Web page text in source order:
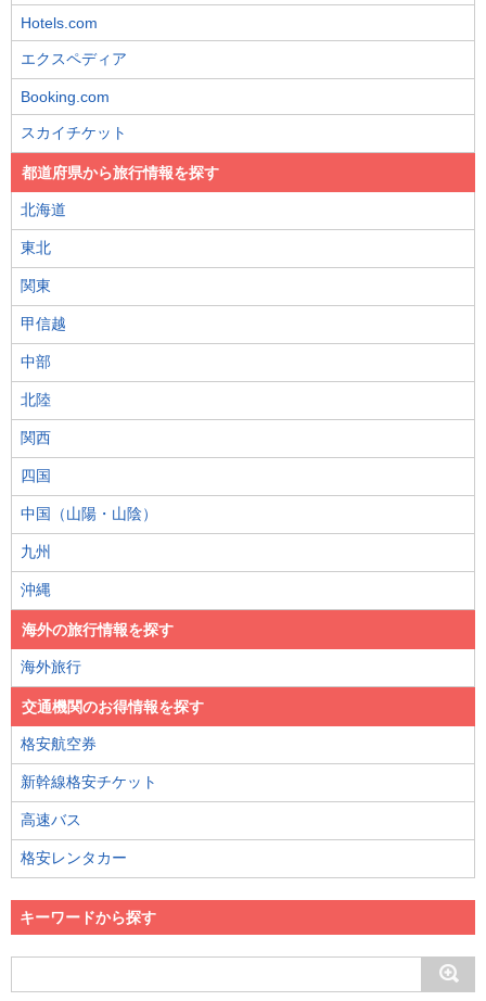
Hotels.com
エクスペディア
Booking.com
スカイチケット
都道府県から旅行情報を探す
北海道
東北
関東
甲信越
中部
北陸
関西
四国
中国（山陽・山陰）
九州
沖縄
海外の旅行情報を探す
海外旅行
交通機関のお得情報を探す
格安航空券
新幹線格安チケット
高速バス
格安レンタカー
キーワードから探す